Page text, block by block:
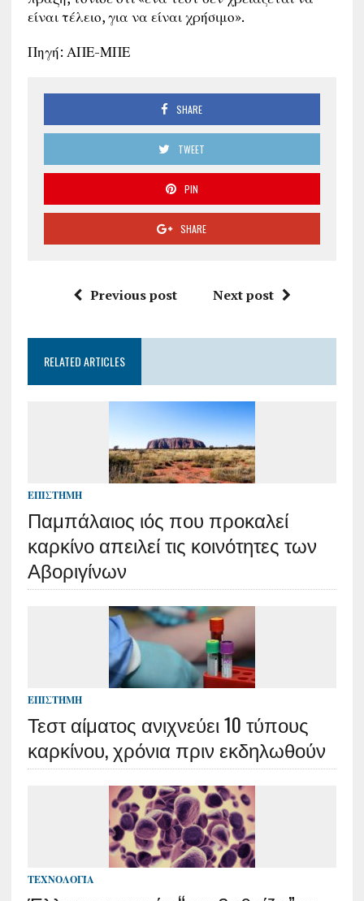
είναι τέλειο, για να είναι χρήσιμο».
Πηγή: ΑΠΕ-ΜΠΕ
SHARE
TWEET
PIN
SHARE
Previous post Next post
RELATED ARTICLES
ΕΠΙΣΤΉΜΗ
Παμπάλαιος ιός που προκαλεί
καρκίνο απειλεί τις κοινότητες των
Αβοριγίνων
ΕΠΙΣΤΉΜΗ
Τεστ αίματος ανιχνεύει 10 τύπους
καρκίνου, χρόνια πριν εκδηλωθούν
ΤΕΧΝΟΛΟΓΊΑ